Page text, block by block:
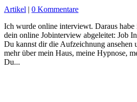
Artikel | 0 Kommentare
Ich wurde online interviewt. Daraus
dein online Jobinterview abgeleitet: Job
Du kannst dir die Aufzeichnung ansehen
mehr über mein Haus, meine Hypnose,
Du...